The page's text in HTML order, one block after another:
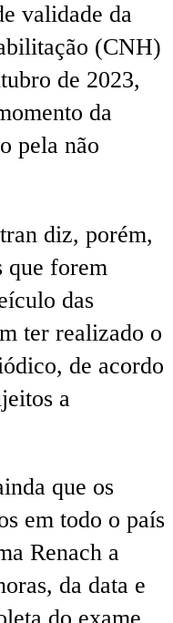
validade da
(CNH)
de 2023,
da
pela não
diz, porém,
que forem
das
ter realizado o
de acordo
a
que os
em todo o país
Renach a
da data e